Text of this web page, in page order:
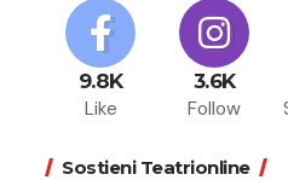
9.8K
Like
3.6K
Follow
Sostieni Teatrionline